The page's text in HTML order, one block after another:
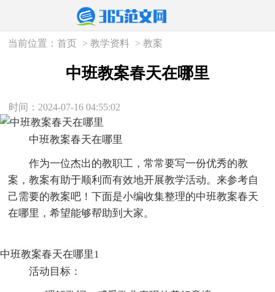
当前位置：首页 >教学资料 >教案
中班教案春天在哪里
时间：2024-07-16 04:55:02
中班教案春天在哪里
作为一位杰出的教职工，常常要写一份优秀的教
案，教案有助于顺利而有效地开展教学活动。来参考自
己需要的教案吧！下面是小编收集整理的中班教案春天
在哪里，希望能够帮助到大家。
中班教案春天在哪里1
活动目标：